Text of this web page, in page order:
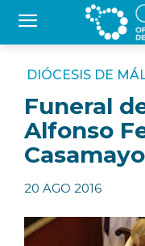
DIÓCESIS DE
Funeral
Alfonso
20 AGO 2016